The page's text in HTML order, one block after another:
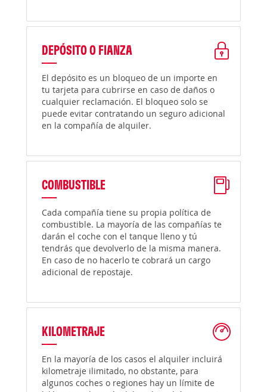
DEPÓSITO O FIANZA
El depósito es un bloqueo de un importe en
tu tarjeta para cubrirse en caso de daños o
cualquier reclamación. El bloqueo solo se
puede evitar contratando un seguro adicional
en la compañía de alquiler.
COMBUSTIBLE
Cada compañía tiene su propia política de
combustible. La mayoría de las compañías te
darán el coche con el tanque lleno y tú
tendrás que devolverlo de la misma manera.
En caso de no hacerlo te cobrará un cargo
adicional de repostaje.
KILOMETRAJE
En la mayoría de los casos el alquiler incluirá
kilometraje ilimitado, no obstante, para
algunos coches o regiones hay un límite de